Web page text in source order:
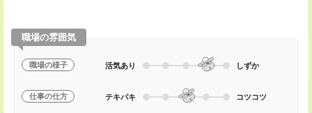
職場の雰囲気
職場の様子 活気あり しずか
仕事の仕方 テキパキ コツコツ